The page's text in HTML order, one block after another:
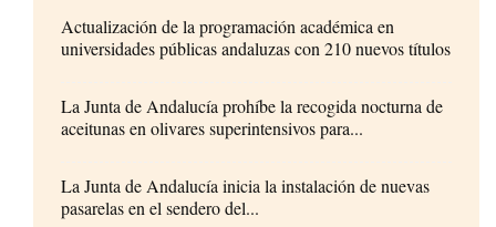
Actualización de la programación académica en
universidades públicas andaluzas con 210 nuevos títulos
La Junta de Andalucía prohíbe la recogida nocturna de
aceitunas en olivares superintensivos para...
La Junta de Andalucía inicia la instalación de nuevas
pasarelas en el sendero del...